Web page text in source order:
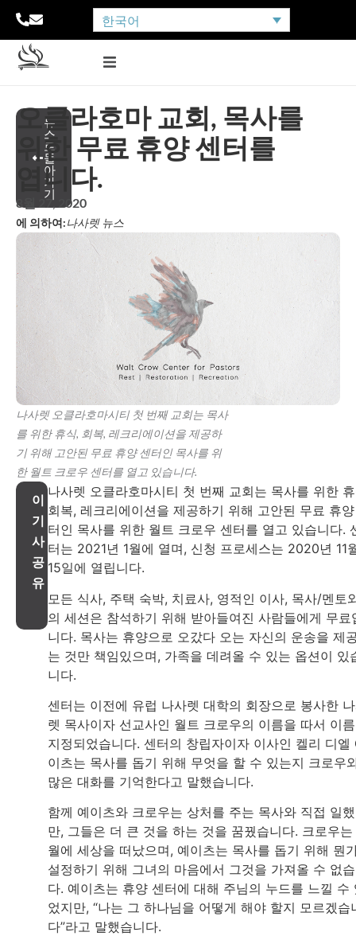
한국어
뉴
스
로
돌
아
가
기
오클라호마 교회, 목사를
위한 무료 휴양 센터를
엽니다.
8월 27, 2020
에 의하여:나사렛 뉴스
나사렛 오클라호마시티 첫 번째 교회는 목사
를 위한 휴식, 회복, 레크리에이션을 제공하
기 위해 고안된 무료 휴양 센터인 목사를 위
한 월트 크로우 센터를 열고 있습니다.
이
기
사
공
유
나사렛 오클라호마시티 첫 번째 교회는 목사를 위한
회복, 레크리에이션을 제공하기 위해 고안된 무료 휴
터인 목사를 위한 월트 크로우 센터를 열고 있습니다.
터는 2021년 1월에 열며, 신청 프로세스는 2020년 11
15일에 열립니다.
모든 식사, 주택 숙박, 치료사, 영적인 이사, 목사/멘토
의 세션은 참석하기 위해 받아들여진 사람들에게 무료
니다. 목사는 휴양으로 오갔다 오는 자신의 운송을 제
는 것만 책임있으며, 가족을 데려올 수 있는 옵션이 있
니다.
센터는 이전에 유럽 나사렛 대학의 회장으로 봉사한
렛 목사이자 선교사인 월트 크로우의 이름을 따서 이
지정되었습니다. 센터의 창립자이자 이사인 켈리 디엘
이츠는 목사를 돕기 위해 무엇을 할 수 있는지 크로우
많은 대화를 기억한다고 말했습니다.
함께 예이츠와 크로우는 상처를 주는 목사와 직접 일
만, 그들은 더 큰 것을 하는 것을 꿈꿨습니다. 크로우
월에 세상을 떠났으며, 예이츠는 목사를 돕기 위해 뭔
설정하기 위해 그녀의 마음에서 그것을 가져올 수 없
다. 예이츠는 휴양 센터에 대해 주님의 누드를 느낄 수
었지만, “나는 그 하나님을 어떻게 해야 할지 모르겠습
다”라고 말했습니다.